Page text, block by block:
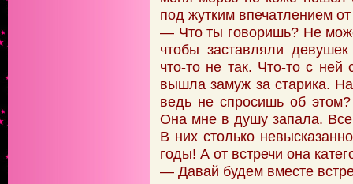
под жутким впечатлением
— Что ты говоришь? Не
чтобы заставляли
что-то не так. Что-то с
вышла замуж за старика.
ведь не спросишь об
Она мне в душу запала. Все
В них столько
годы! А от встречи она
— Давай будем вместе